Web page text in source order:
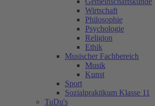
Wirtschaft
Philosophie
Psychologie
Religion
Ethik
Musischer Fachbereich
Musik
Kunst
Sport
Sozialpraktikum Klasse 11
TuDu's